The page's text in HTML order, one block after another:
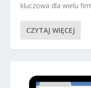
kluczowa dla wielu
CZYTAJ WIĘCEJ